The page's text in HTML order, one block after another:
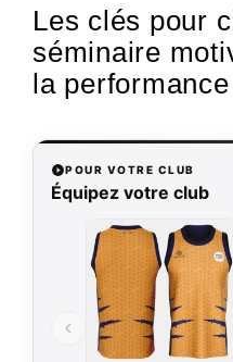
Les clés pour
séminaire
la
POUR VOTRE CLUB
Équipez votre club